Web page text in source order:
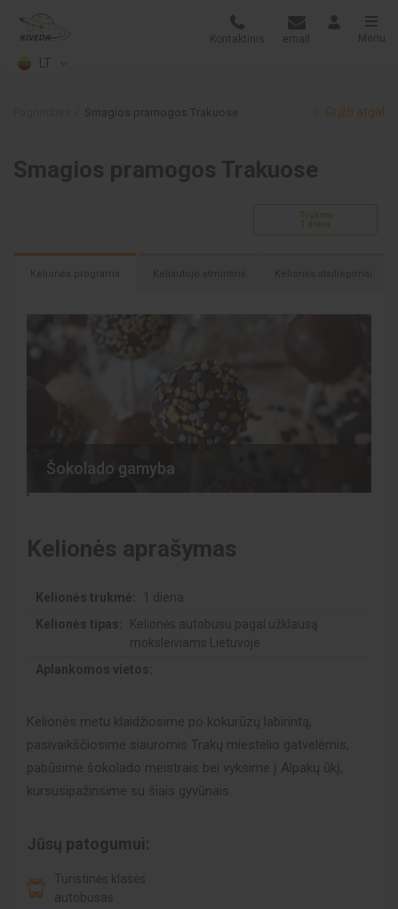
LT
Kontaktinis email Menu
Smagios pramogos Trakuose Grįžti atgal
Smagios pramogos Trakuose
Trukmė
1 diena
Kelionės programa
Šokolado gamyba
Kelionės aprašymas
Kelionės trukmė:
1 diena
Kelionės tipas:
Kelionės autobusu pagal užklausą
moksleiviams Lietuvoje
Aplankomos vietos:
Kelionės metu klaidžiosime po kokurūzų labirintą,
pasivaikščiosime siauromis Trakų miestelio gatvelėmis,
pabūsime šokolado meistrais bei vyksime į Alpakų ūkį,
kursusipažinsime su šiais gyvūnais.
Jūsų patogumui:
Turistinės klasės
autobusas